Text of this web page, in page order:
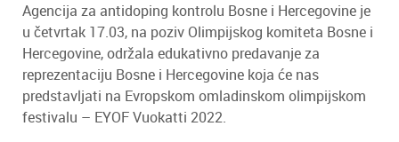
Agencija za antidoping kontrolu Bosne i Hercegovine je
u četvrtak 17.03, na poziv Olimpijskog komiteta Bosne i
Hercegovine, održala edukativno predavanje za
reprezentaciju Bosne i Hercegovine koja će nas
predstavljati na Evropskom omladinskom olimpijskom
festivalu – EYOF Vuokatti 2022.